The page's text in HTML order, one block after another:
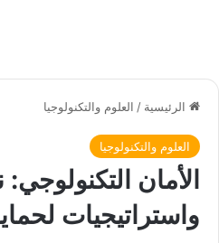
الرئيسية / العلوم والتكنولوجيا
العلوم والتكنولوجيا
الأمان
واستراتيجيات